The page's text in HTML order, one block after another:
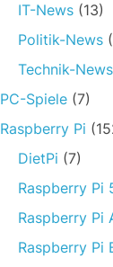
IT-News (13)
Politik-News
Technik-News
PC-Spiele (7)
Raspberry Pi
DietPi (7)
Raspberry Pi
Raspberry Pi
Raspberry Pi